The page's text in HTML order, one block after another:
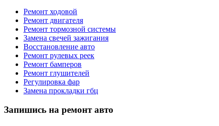
Ремонт ходовой
Ремонт двигателя
Ремонт тормозной системы
Замена свечей зажигания
Восстановление авто
Ремонт рулевых реек
Ремонт бамперов
Ремонт глушителей
Регулировка фар
Замена прокладки гбц
Запишись на ремонт авто